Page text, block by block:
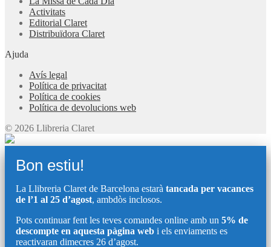
Activitats
Editorial Claret
Distribuïdora Claret
Ajuda
Avís legal
Política de privacitat
Política de cookies
Política de devolucions web
© 2026 Llibreria Claret
Bon estiu!
La Llibreria Claret de Barcelona estarà tancada per vacances
de l’1 al 25 d’agost, ambdòs inclosos.
Pots continuar fent les teves comandes online amb un 5% de
descompte en aquesta pàgina web i els enviaments es
reactivaran dimecres 26 d’agost.